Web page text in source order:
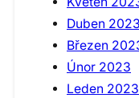
Duben 2023
Březen
Únor 2023
Leden 2023